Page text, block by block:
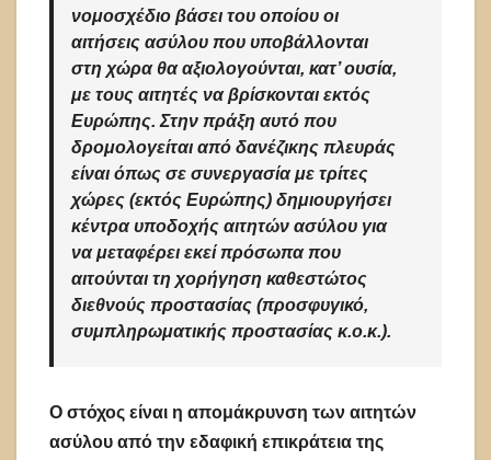
νομοσχέδιο βάσει του οποίου οι
αιτήσεις ασύλου που υποβάλλονται
στη χώρα θα αξιολογούνται, κατ’ ουσία,
με τους αιτητές να βρίσκονται εκτός
Ευρώπης. Στην πράξη αυτό που
δρομολογείται από δανέζικης πλευράς
είναι όπως σε συνεργασία με τρίτες
χώρες (εκτός Ευρώπης) δημιουργήσει
κέντρα υποδοχής αιτητών ασύλου για
να μεταφέρει εκεί πρόσωπα που
αιτούνται τη χορήγηση καθεστώτος
διεθνούς προστασίας (προσφυγικό,
συμπληρωματικής προστασίας κ.ο.κ.).
Ο στόχος είναι η απομάκρυνση των αιτητών
ασύλου από την εδαφική επικράτεια της